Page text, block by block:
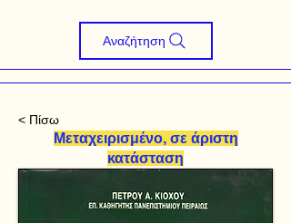
Αναζήτηση
< Πίσω
Μεταχειρισμένο, σε άριστη
κατάσταση